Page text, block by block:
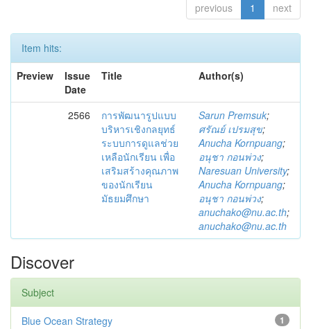
previous 1 next
Item hits:
Preview
Issue
Date
Title Author(s)
2566
การพัฒนารูปแบบ
บริหารเชิงกลยุทธ์
ระบบการดูแลช่วย
เหลือนักเรียน เพื่อ
เสริมสร้างคุณภาพ
ของนักเรียน
มัธยมศึกษา
Sarun Premsuk;
ศรัณย์ เปรมสุข;
Anucha Kornpuang;
อนุชา กอนพ่วง;
Naresuan University;
Anucha Kornpuang;
อนุชา กอนพ่วง;
anuchako@nu.ac.th;
anuchako@nu.ac.th
Discover
Subject
1
Blue Ocean Strategy